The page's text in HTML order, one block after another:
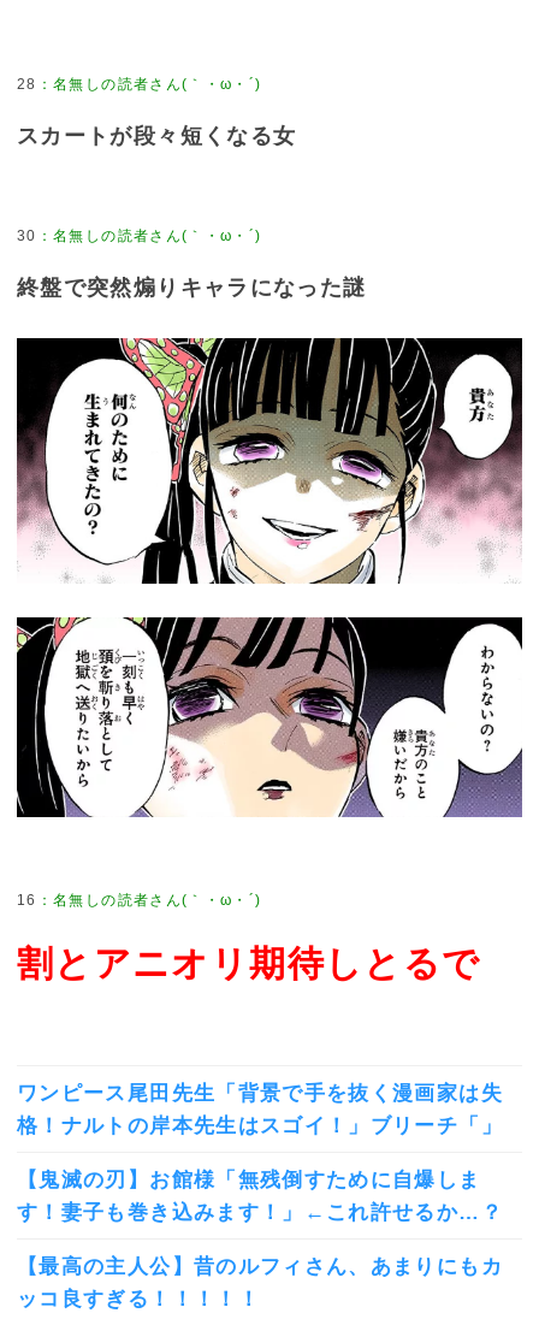
28
スカートが段々短くなる女
30
終盤で突然煽りキャラになった謎
16
割とアニオリ期待しとるで
ワンピース尾田先生「背景で手を抜く漫画家は失
格！ナルトの岸本先生はスゴイ！」ブリーチ「」
【鬼滅の刃】お館様「無残倒すために自爆しま
す！妻子も巻き込みます！」←これ許せるか…？
【最高の主人公】昔のルフィさん、あまりにもカ
ッコ良すぎる！！！！！